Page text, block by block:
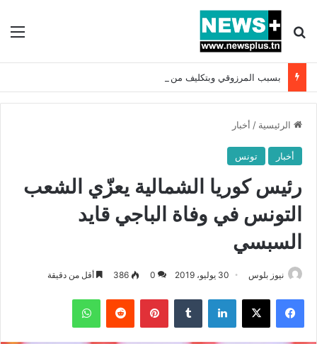
بحث عن
الرئيسية / أخبار
أخبار تونس
رئيس كوريا الشمالية يعزّي الشعب
التونس في وفاة الباجي قايد
السبسي
نيوز بلوس 30 يوليو، 2019 0
386 أقل من دقيقة
فيسبوك X لينكدإن بينتيريست واتساب